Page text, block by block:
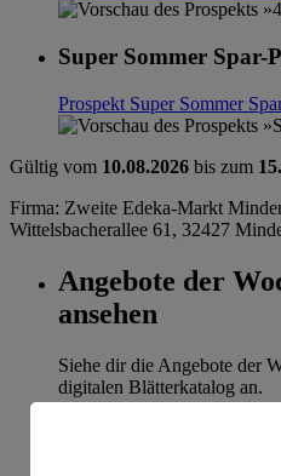
Super Sommer Spar-
Prospekt Super Sommer
Gültig vom 10.08.2026 bis zum
Firma: Zweite Edeka-Markt
Wittelsbacherallee 61, 32427
Angebote der
ansehen
Siehe dir die Angebote der
digitalen Blätterkatalog an.